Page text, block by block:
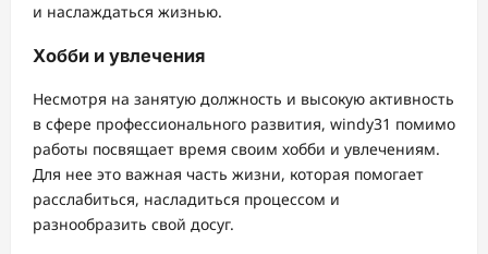
и наслаждаться жизнью.
Хобби и увлечения
Несмотря на занятую должность и высокую активность
в сфере профессионального развития, windy31 помимо
работы посвящает время своим хобби и увлечениям.
Для нее это важная часть жизни, которая помогает
расслабиться, насладиться процессом и
разнообразить свой досуг.